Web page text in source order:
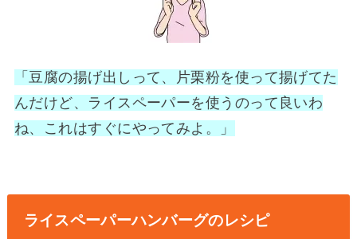
「豆腐の揚げ出しって、片栗粉を使って揚げてた
んだけど、ライスペーパーを使うのって良いわ
ね、これはすぐにやってみよ。」
ライスペーパーハンバーグのレシピ